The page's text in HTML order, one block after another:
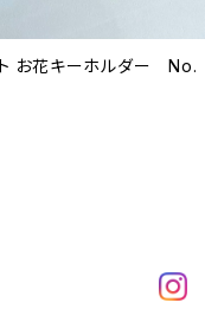
ト お花キーホルダー No.